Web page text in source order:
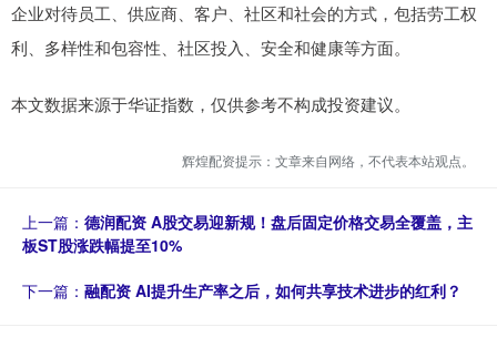
企业对待员工、供应商、客户、社区和社会的方式，包括劳工权
利、多样性和包容性、社区投入、安全和健康等方面。
本文数据来源于华证指数，仅供参考不构成投资建议。
辉煌配资提示：文章来自网络，不代表本站观点。
上一篇： 德润配资 A股交易迎新规！盘后固定价格交易全覆盖，主
板ST股涨跌幅提至10%
下一篇： 融配资 AI提升生产率之后，如何共享技术进步的红利？